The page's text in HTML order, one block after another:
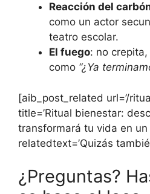
Reacción del
como un actor
teatro escolar.
El fuego: no
como “¿Ya
[aib_post_related url=’/
title=’Ritual bienestar:
transformará tu vida en un
relatedtext=’Quizás
¿Preguntas?